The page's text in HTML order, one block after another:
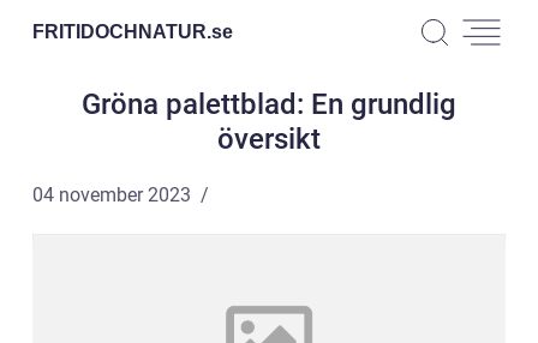
FRITIDOCHNATUR.se
Gröna palettblad: En grundlig
översikt
04 november 2023